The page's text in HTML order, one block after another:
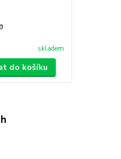
skladem
do košíku